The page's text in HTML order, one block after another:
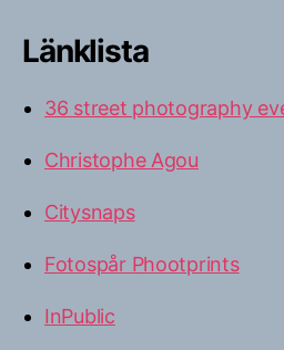
Länklista
36 street photography
Christophe Agou
Citysnaps
Fotospår Phootprints
InPublic